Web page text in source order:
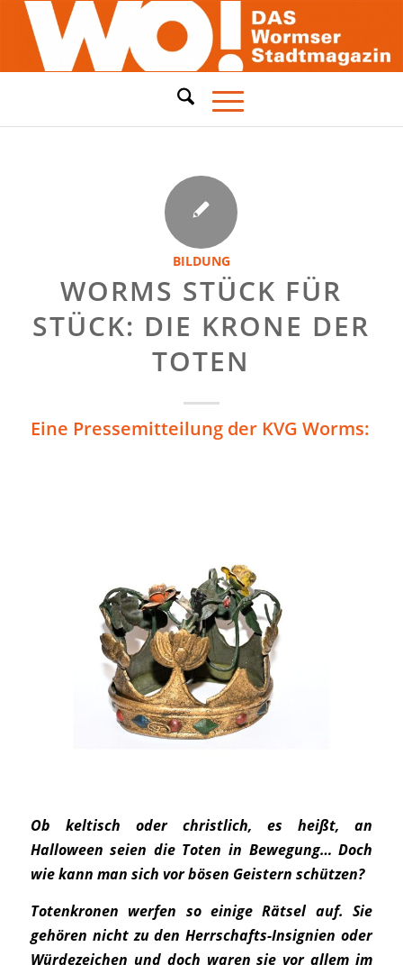
BILDUNG
WORMS STÜCK FÜR
STÜCK: DIE KRONE DER
TOTEN
Eine Pressemitteilung der KVG Worms:
Ob keltisch oder christlich, es heißt, an
Halloween seien die Toten in Bewegung… Doch
wie kann man sich vor bösen Geistern schützen?
Totenkronen werfen so einige Rätsel auf. Sie
gehören nicht zu den Herrschafts-Insignien oder
Würdezeichen und doch waren sie vor allem im